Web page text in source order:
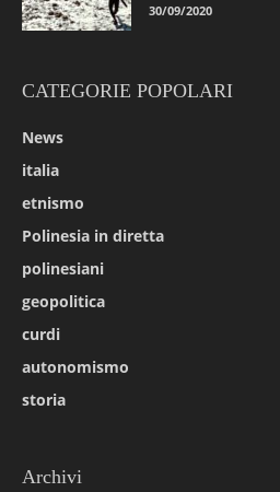
30/09/2020
CATEGORIE POPOLARI
News
italia
etnismo
Polinesia in diretta
polinesiani
geopolitica
curdi
autonomismo
storia
Archivi